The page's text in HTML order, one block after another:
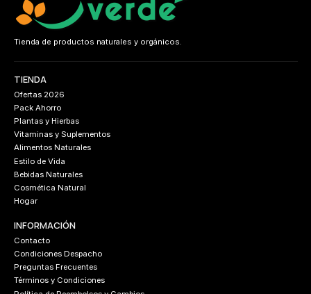
Tienda de productos naturales y orgánicos.
TIENDA
Ofertas 2026
Pack Ahorro
Plantas y Hierbas
Vitaminas y Suplementos
Alimentos Naturales
Estilo de Vida
Bebidas Naturales
Cosmética Natural
Hogar
INFORMACIÓN
Contacto
Condiciones Despacho
Preguntas Frecuentes
Términos y Condiciones